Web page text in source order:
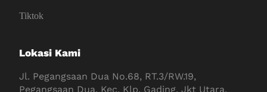
Tiktok
Lokasi Kami
Jl. Pegangsaan Dua No.68, RT.3/RW.19,
Pegangsaan Dua, Kec. Klp. Gading, Jkt Utara,